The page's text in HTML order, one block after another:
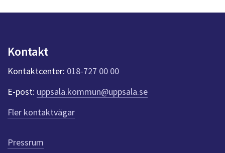
Kontakt
Kontaktcenter: 018-727 00 00
E-post: uppsala.kommun@uppsala.se
Fler kontaktvägar
Pressrum